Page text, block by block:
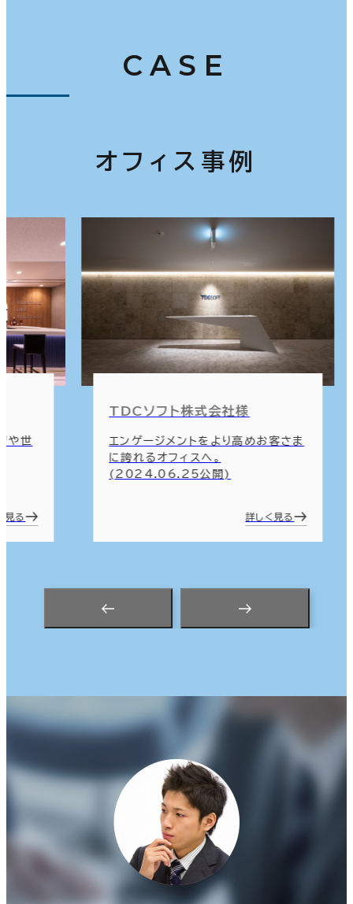
CASE
オフィス事例
や世
見る
TDCソフト株式会社様
エンゲージメントをより高めお客さま
に誇れるオフィスへ。
(2024.06.25公開)
詳しく見る